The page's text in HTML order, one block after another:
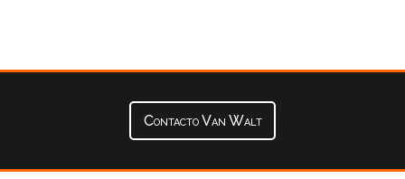
Contacto Van Walt